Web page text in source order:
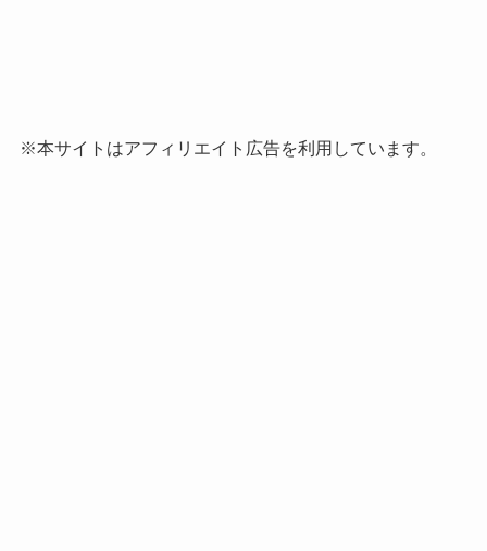
※本サイトはアフィリエイト広告を利用しています。